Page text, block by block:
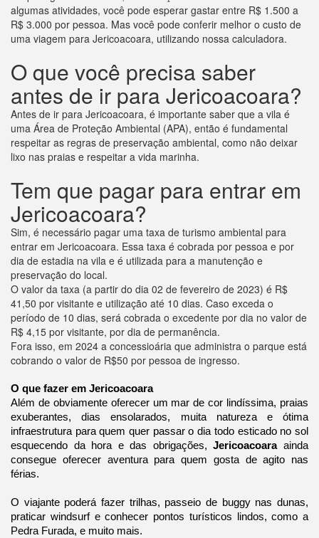
algumas atividades, você pode esperar gastar entre R$ 1.500 a
R$ 3.000 por pessoa. Mas você pode conferir melhor o custo de
uma viagem para Jericoacoara, utilizando nossa calculadora.
O que você precisa saber
antes de ir para Jericoacoara?
Antes de ir para Jericoacoara, é importante saber que a vila é
uma Área de Proteção Ambiental (APA), então é fundamental
respeitar as regras de preservação ambiental, como não deixar
lixo nas praias e respeitar a vida marinha.
Tem que pagar para entrar em
Jericoacoara?
Sim, é necessário pagar uma taxa de turismo ambiental para
entrar em Jericoacoara. Essa taxa é cobrada por pessoa e por
dia de estadia na vila e é utilizada para a manutenção e
preservação do local.
O valor da taxa (a partir do dia 02 de fevereiro de 2023) é R$
41,50 por visitante e utilização até 10 dias. Caso exceda o
período de 10 dias, será cobrada o excedente por dia no valor de
R$ 4,15 por visitante, por dia de permanência.
Fora isso, em 2024 a concessioária que administra o parque está
cobrando o valor de R$50 por pessoa de ingresso.
O que fazer em Jericoacoara
Além de obviamente oferecer um mar de cor lindíssima, praias
exuberantes, dias ensolarados, muita natureza e ótima
infraestrutura para quem quer passar o dia todo esticado no sol
esquecendo da hora e das obrigações,Jericoacoaraainda
consegue oferecer aventura para quem gosta de agito nas
férias.
O viajante poderá fazer trilhas, passeio de buggy nas dunas,
praticar windsurf e conhecer pontos turísticos lindos, como a
Pedra Furada, e muito mais.